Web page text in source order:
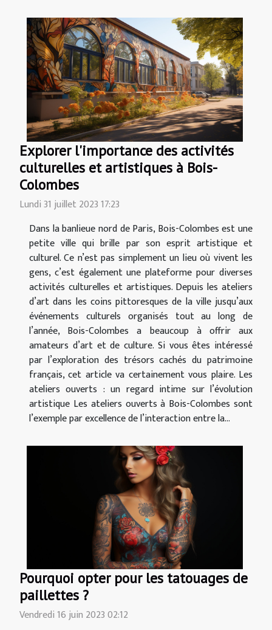
Explorer l'importance des activités
culturelles et artistiques à Bois-
Colombes
Lundi 31 juillet 2023 17:23
Dans la banlieue nord de Paris, Bois-Colombes est une
petite ville qui brille par son esprit artistique et
culturel. Ce n’est pas simplement un lieu où vivent les
gens, c’est également une plateforme pour diverses
activités culturelles et artistiques. Depuis les ateliers
d’art dans les coins pittoresques de la ville jusqu’aux
événements culturels organisés tout au long de
l’année, Bois-Colombes a beaucoup à offrir aux
amateurs d’art et de culture. Si vous êtes intéressé
par l’exploration des trésors cachés du patrimoine
français, cet article va certainement vous plaire. Les
ateliers ouverts : un regard intime sur l’évolution
artistique Les ateliers ouverts à Bois-Colombes sont
l’exemple par excellence de l’interaction entre la...
Pourquoi opter pour les tatouages de
paillettes ?
Vendredi 16 juin 2023 02:12